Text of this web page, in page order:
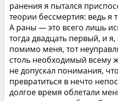
ранения я пытался
теории бессмертия: ведь я
А раны — это всего лишь
тогда двадцать первый, и
помимо меня, тот
столь необходимый всему
не допускал понимания,
превратиться в нечто
долгое время облетали